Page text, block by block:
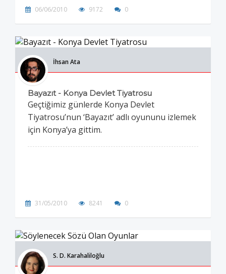
06/06/2010 9172 0
İhsan Ata
Bayazıt - Konya Devlet Tiyatrosu
Geçtiğimiz günlerde Konya Devlet
Tiyatrosu’nun ‘Bayazıt’ adlı oyununu izlemek
için Konya’ya gittim.
31/05/2010 8241 0
S. D. Karahaliloğlu